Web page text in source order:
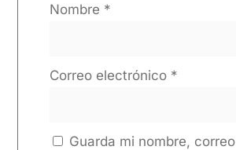
Nombre *
Correo electrónico *
Guarda mi nombre, correo